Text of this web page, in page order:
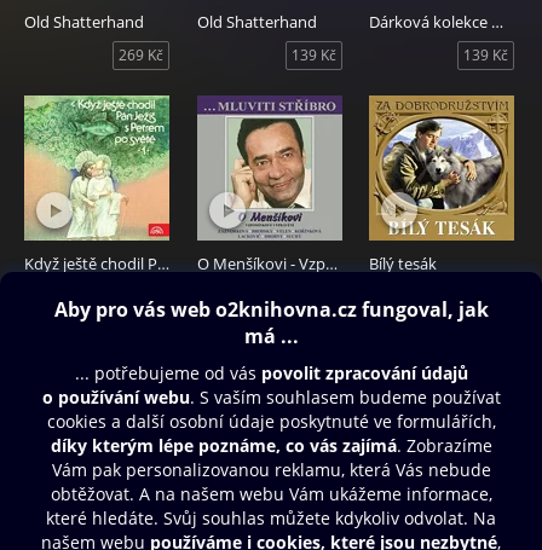
Old Shatterhand
269 Kč
Old Shatterhand
139 Kč
Dárková kolekce mluveného slova
139 Kč
Když ještě chodil Pán Ježíš s Petrem po světě
189 Kč
O Menšíkovi - Vzpomínkové vyprávění Bílý tesák
99 Kč
Obsah ke stažení
Moje O2 Knihovna
Další zábava